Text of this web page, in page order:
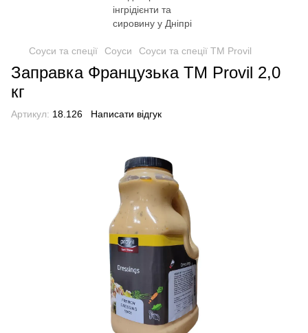
Соуси та спеції Соуси Соуси та спеції ТМ Provil
Заправка Французька ТМ Provil 2,0
кг
Артикул: 18.126 Написати відгук